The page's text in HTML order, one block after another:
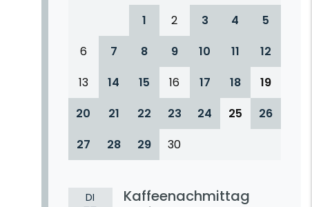
1
2 3 4
5
6
7 8 9 10 11
12
13
14 15 16 17 18
19
20
21 22 23 24 25
26
27
28 29 30
DI
Kaffeenachmittag